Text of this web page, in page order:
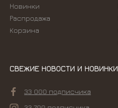
Новинки
Распродажа
Корзина
СВЕЖИЕ НОВОСТИ И НОВИНКИ
33 000 подписчика